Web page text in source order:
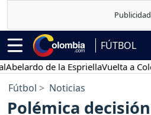
FÚTBOL
de la EspriellaVuelta a
Fútbol Noticias
Polémica